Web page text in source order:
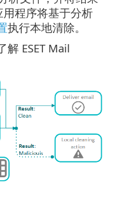
用程序将基于分析
执行本地清除。
解 ESET Mail